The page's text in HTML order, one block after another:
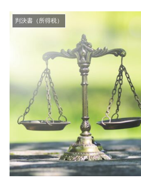
判決書（所得税）